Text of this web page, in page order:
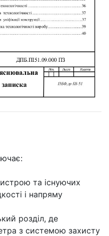
та існуючих
і напряму
розділ, де
з системою захисту